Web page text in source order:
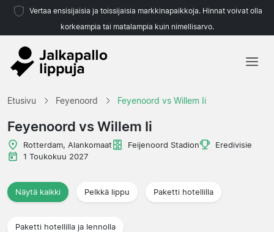
Vertaa ensisijaisia ja toissijaisia markkinapaikkoja. Hinnat voivat olla
korkeampia tai matalampia kuin nimellisarvo.
Etusivu Feyenoord Feyenoord vs Willem Ii
Feyenoord vs Willem Ii
Rotterdam, Alankomaat Feijenoord Stadion
Eredivisie
1 Toukokuu 2027
Näytä kaikki Pelkkä lippu Paketti hotellilla
Paketti hotellilla ja lennolla